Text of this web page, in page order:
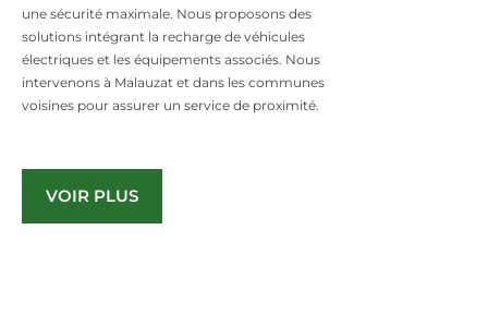
une sécurité maximale. Nous proposons des
solutions intégrant la recharge de véhicules
électriques et les équipements associés. Nous
intervenons à Malauzat et dans les communes
voisines pour assurer un service de proximité.
VOIR PLUS